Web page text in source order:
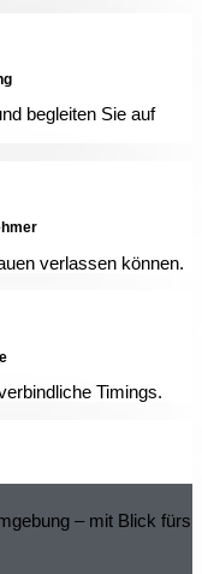
begleiten Sie auf
verlassen können.
Timings.
– mit Blick fürs